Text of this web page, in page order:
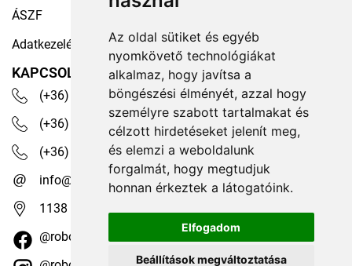
Az oldal sütiket és egyéb
nyomkövető technológiákat
alkalmaz, hogy javítsa a
böngészési élményét, azzal hogy
személyre szabott tartalmakat és
célzott hirdetéseket jelenít meg,
és elemzi a weboldalunk
forgalmát, hogy megtudjuk
honnan érkeztek a látogatóink.
Elfogadom
Beállítások megváltoztatása
ÁSZF
Adatkezelési tájékoztató
KAPCSOLAT
(+36) 30 535 4503
(+36) 1 329 7472
(+36) 1 350 1236
info@robotex.hu
1138 Budapest, Tomori köz 13.
@robotexhungary